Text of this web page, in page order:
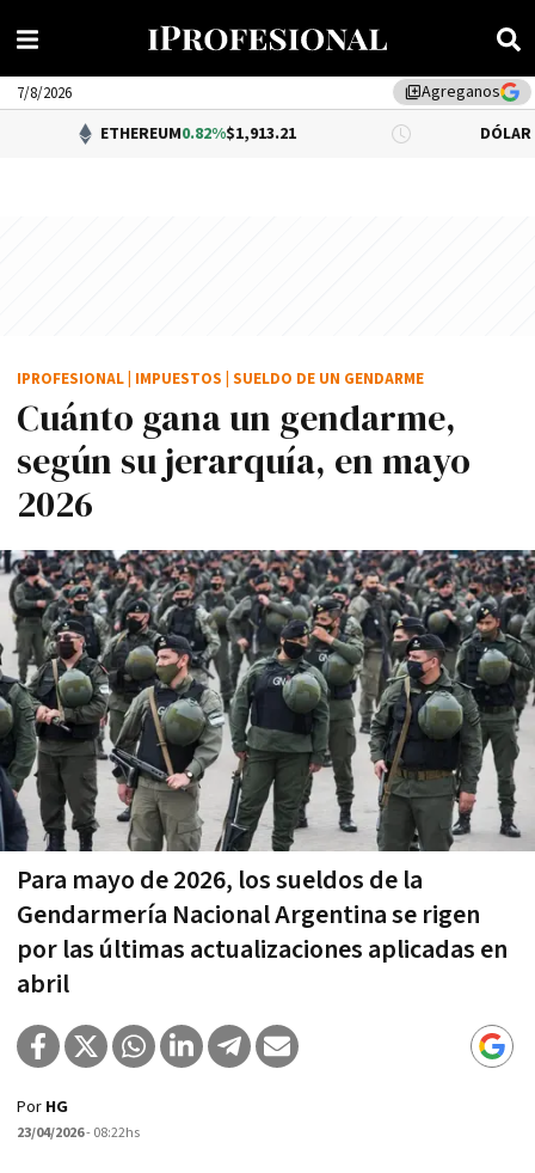
library_addAgreganos
7/8/2026
ETHEREUM0.82%$1,913.21 DÓLAR BNA 0.34%
Cuánto gana un gendarme,
según su jerarquía, en mayo
2026
Para mayo de 2026, los sueldos de la
Gendarmería Nacional Argentina se rigen
por las últimas actualizaciones aplicadas en
abril
IPROFESIONAL IMPUESTOS SUELDO DE UN GENDARME
Por HG
23/04/2026- 08:22hs